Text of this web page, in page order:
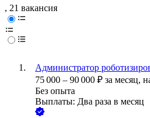
, 21 вакансия
Администратор
75 000 – 90 000 ₽ за месяц,
Без опыта
Выплаты: Два раза в месяц